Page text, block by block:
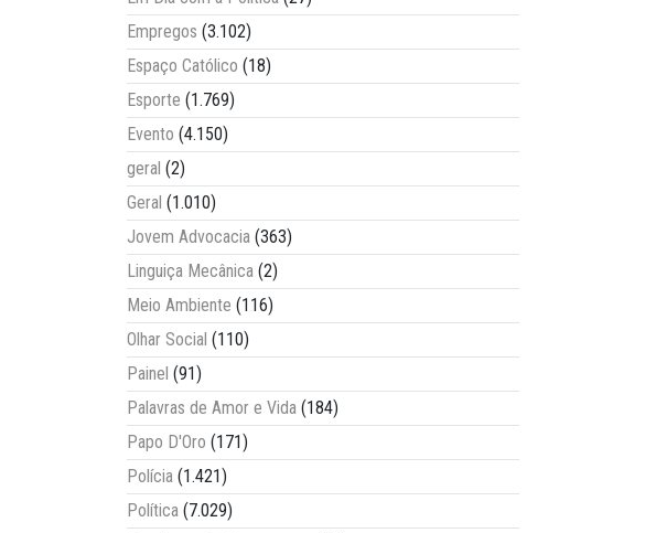
Empregos (3.102)
Espaço Católico (18)
Esporte (1.769)
Evento (4.150)
geral (2)
Geral (1.010)
Jovem Advocacia (363)
Linguiça Mecânica (2)
Meio Ambiente (116)
Olhar Social (110)
Painel (91)
Palavras de Amor e Vida (184)
Papo D'Oro (171)
Polícia (1.421)
Política (7.029)